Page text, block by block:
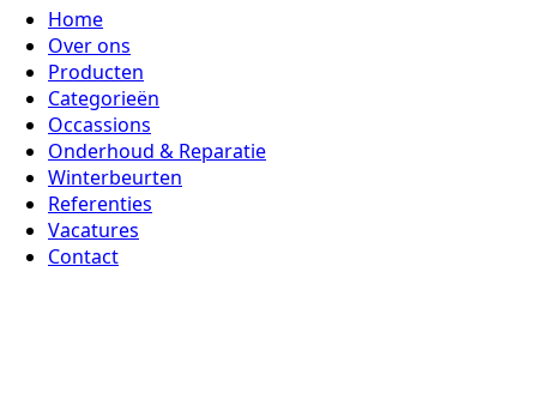
Home
Over ons
Producten
Categorieën
Occassions
Onderhoud & Reparatie
Winterbeurten
Referenties
Vacatures
Contact